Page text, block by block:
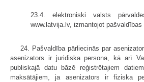
23.4. elektroniski valsts
www.latvija.lv, izmantojot pašvaldības
24. Pašvaldība pārliecinās par
asenizators ir juridiska persona, kā arī
publiskajā datu bāzē reģistrētajiem
maksātājiem, ja asenizators ir fiziska